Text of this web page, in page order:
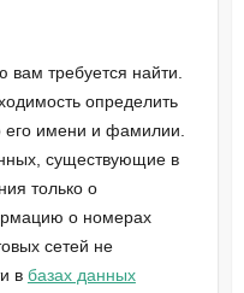
требуется найти.
определить
имени и фамилии.
существующие в
только о
о номерах
сетей не
в базах данных